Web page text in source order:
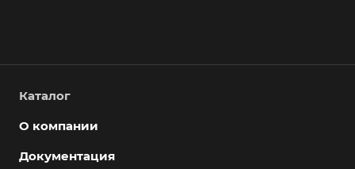
Каталог
О компании
Документация